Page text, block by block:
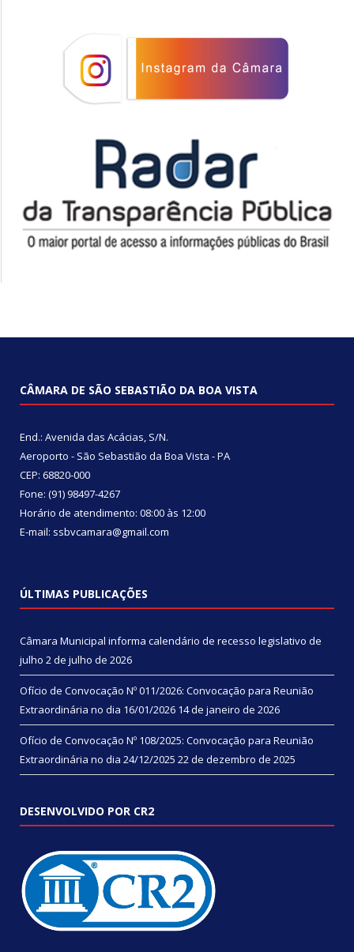
CÂMARA DE SÃO SEBASTIÃO DA BOA VISTA
End.: Avenida das Acácias, S/N.
Aeroporto - São Sebastião da Boa Vista - PA
CEP: 68820-000
Fone: (91) 98497-4267
Horário de atendimento: 08:00 às 12:00
E-mail: ssbvcamara@gmail.com
ÚLTIMAS PUBLICAÇÕES
Câmara Municipal informa calendário de recesso legislativo de
julho 2 de julho de 2026
Ofício de Convocação Nº 011/2026: Convocação para Reunião
Extraordinária no dia 16/01/2026 14 de janeiro de 2026
Ofício de Convocação Nº 108/2025: Convocação para Reunião
Extraordinária no dia 24/12/2025 22 de dezembro de 2025
DESENVOLVIDO POR CR2